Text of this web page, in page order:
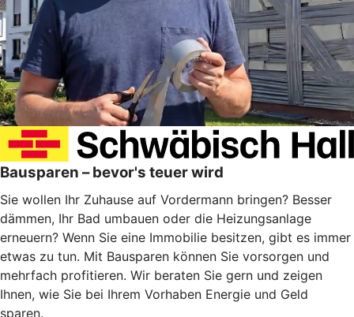
Bausparen – bevor's teuer wird
Sie wollen Ihr Zuhause auf Vordermann bringen? Besser
dämmen, Ihr Bad umbauen oder die Heizungsanlage
erneuern? Wenn Sie eine Immobilie besitzen, gibt es immer
etwas zu tun. Mit Bausparen können Sie vorsorgen und
mehrfach profitieren. Wir beraten Sie gern und zeigen
Ihnen, wie Sie bei Ihrem Vorhaben Energie und Geld
sparen.